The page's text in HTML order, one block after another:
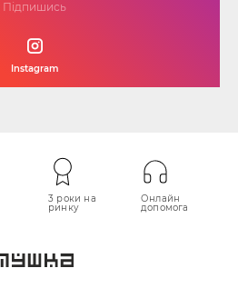
Підпишись
Instagram
3 роки на
ринку
Онлайн
допомога